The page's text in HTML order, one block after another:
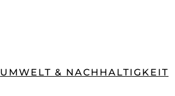
UMWELT & NACHHALTIGKEIT